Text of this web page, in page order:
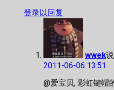
登录以回复
wwek
2011-06-06 13:51
@爱宝贝, 彩虹键帽